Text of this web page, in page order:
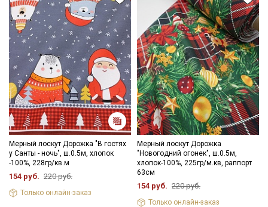
Мерный лоскут Дорожка "В гостях
у Санты - ночь", ш.0.5м, хлопок
-100%, 228гр/кв.м
154 руб. 220 руб.
Только онлайн-заказ
Мерный лоскут Дорожка
"Новогодний огонек", ш.0.5м,
хлопок-100%, 225гр/м.кв, раппорт
63см
154 руб. 220 руб.
Только онлайн-заказ
Секретная рассылка от Купава
Мы публикуем здесь дополнительные
промокоды и скидки до 30% на узкие
категории тканей